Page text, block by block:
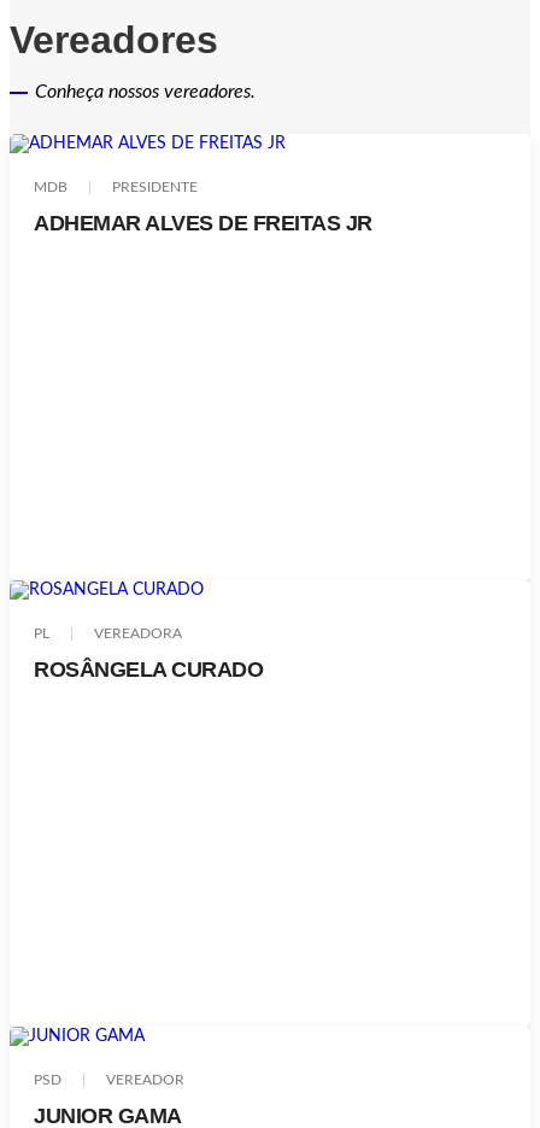
Vereadores
Conheça nossos vereadores.
MDB PRESIDENTE
ADHEMAR ALVES DE FREITAS JR
PL VEREADORA
ROSÂNGELA CURADO
PSD VEREADOR
JUNIOR GAMA